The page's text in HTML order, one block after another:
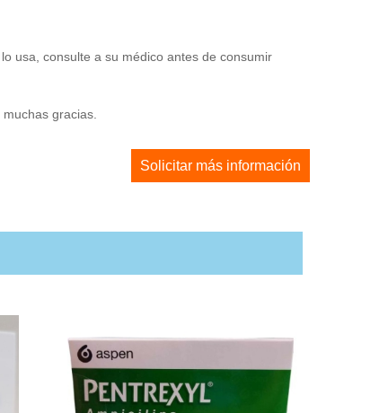
usa, consulte a su médico antes de consumir
gracias.
Solicitar más información